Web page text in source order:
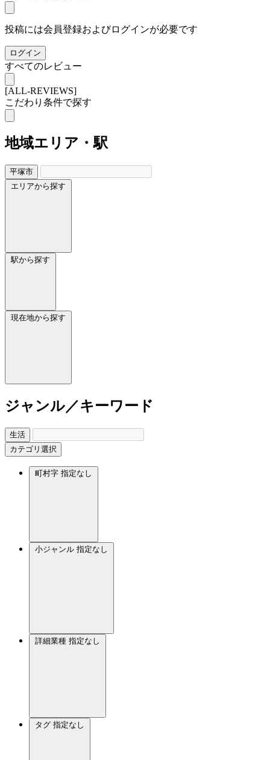
投稿には会員登録およびログインが必要です
ログイン
すべてのレビュー
[ALL-REVIEWS]
こだわり条件で探す
地域エリア・駅
平塚市
エリアから探す
駅から探す
現在地から探す
ジャンル／キーワード
生活
カテゴリ選択
町村字 指定なし
小ジャンル 指定なし
詳細業種 指定なし
タグ 指定なし